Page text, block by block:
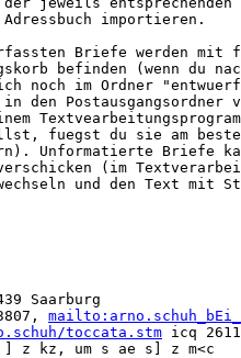
importieren.
Briefe werden mit
befinden (wenn du
noch im Ordner
den Postausgangsordner
fuegst du sie am
Unformatierte Briefe
(im
und den Text mit
Saarburg
toccata.stm icq
z kz, um s ae s] z m<c